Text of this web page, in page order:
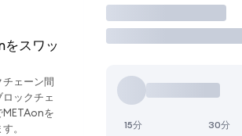
をスワッ
チェーン間
ロックチェ
METAonを
。
取引
15分 30分